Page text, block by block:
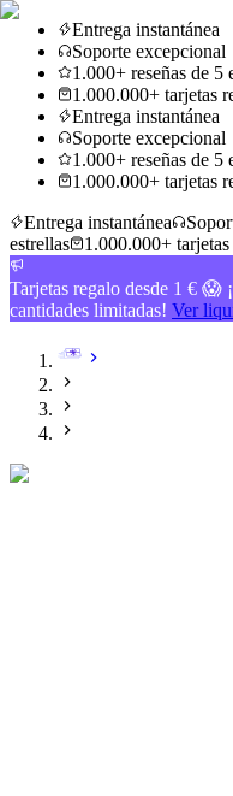
Entrega instantánea
Soporte excepcional
1.000+ reseñas de 5
1.000.000+ tarjetas
Entrega instantánea
Soporte excepcional
1.000+ reseñas de 5
1.000.000+ tarjetas
Entrega instantánea
estrellas
1.000.000+
Tarjetas regalo desde 1 € 😱
cantidades limitadas! Ver